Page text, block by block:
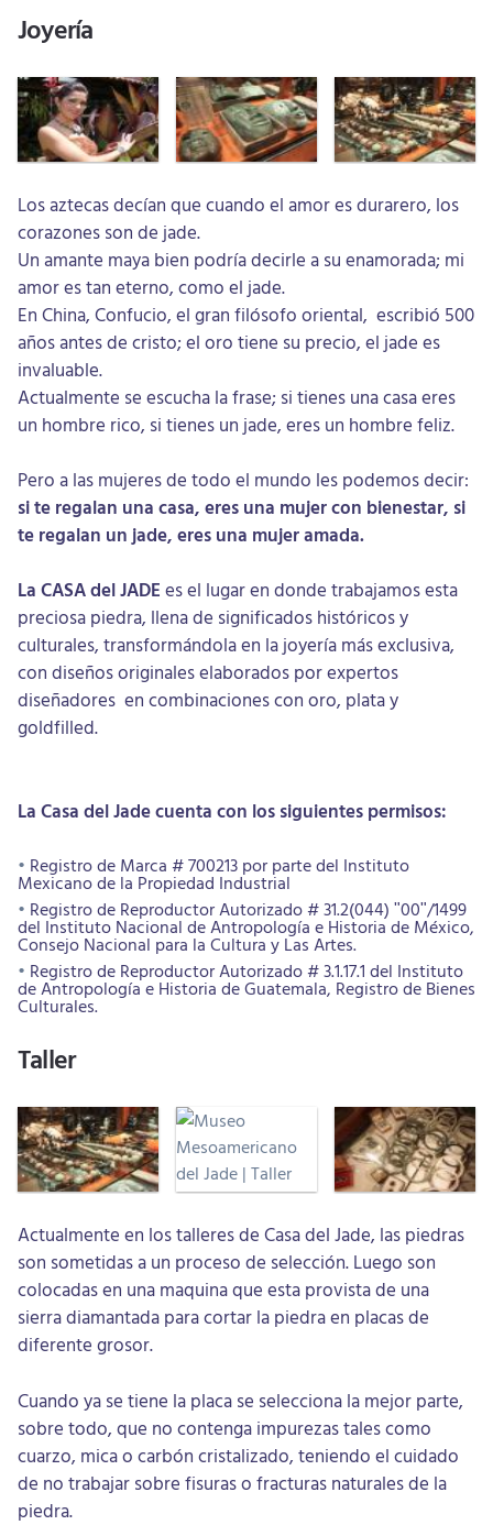
Joyería
Los aztecas decían que cuando el amor es durarero, los
corazones son de jade.
Un amante maya bien podría decirle a su enamorada; mi
amor es tan eterno, como el jade.
En China, Confucio, el gran filósofo oriental, escribió 500
años antes de cristo; el oro tiene su precio, el jade es
invaluable.
Actualmente se escucha la frase; si tienes una casa eres
un hombre rico, si tienes un jade, eres un hombre feliz.
Pero a las mujeres de todo el mundo les podemos decir:
si te regalan una casa, eres una mujer con bienestar, si
te regalan un jade, eres una mujer amada.
La CASA del JADE es el lugar en donde trabajamos esta
preciosa piedra, llena de significados históricos y
culturales, transformándola en la joyería más exclusiva,
con diseños originales elaborados por expertos
diseñadores en combinaciones con oro, plata y
goldfilled.
La Casa del Jade cuenta con los siguientes permisos:
Registro de Marca # 700213 por parte del Instituto
Mexicano de la Propiedad Industrial
Registro de Reproductor Autorizado # 31.2(044) "00"/1499
del Instituto Nacional de Antropología e Historia de México,
Consejo Nacional para la Cultura y Las Artes.
Registro de Reproductor Autorizado # 3.1.17.1 del Instituto
de Antropología e Historia de Guatemala, Registro de Bienes
Culturales.
Taller
Actualmente en los talleres de Casa del Jade, las piedras
son sometidas a un proceso de selección. Luego son
colocadas en una maquina que esta provista de una
sierra diamantada para cortar la piedra en placas de
diferente grosor.
Cuando ya se tiene la placa se selecciona la mejor parte,
sobre todo, que no contenga impurezas tales como
cuarzo, mica o carbón cristalizado, teniendo el cuidado
de no trabajar sobre fisuras o fracturas naturales de la
piedra.